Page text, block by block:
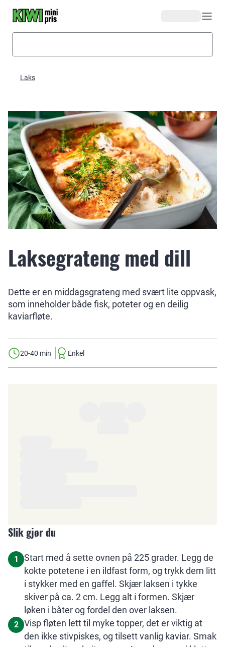
Laks
Laksegrateng med dill
Dette er en middagsgrateng med svært lite oppvask,
som inneholder både fisk, poteter og en deilig
kaviarfløte.
20-40 min Enkel
Slik gjør du
1
Start med å sette ovnen på 225 grader. Legg de
kokte potetene i en ildfast form, og trykk dem litt
i stykker med en gaffel. Skjær laksen i tykke
skiver på ca. 2 cm. Legg alt i formen. Skjær
løken i båter og fordel den over laksen.
2
Visp fløten lett til myke topper, det er viktig at
den ikke stivpiskes, og tilsett vanlig kaviar. Smak